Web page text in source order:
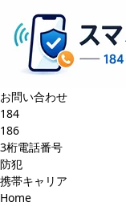
お問い合わせ
184
186
3桁電話番号
防犯
携帯キャリア
Home